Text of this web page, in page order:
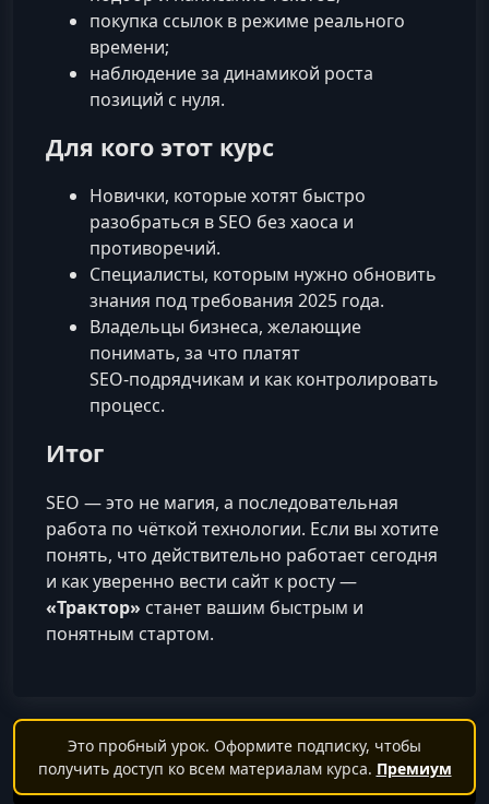
покупка ссылок в режиме реального
времени;
наблюдение за динамикой роста
позиций с нуля.
Для кого этот курс
Новички, которые хотят быстро
разобраться в SEO без хаоса и
противоречий.
Специалисты, которым нужно обновить
знания под требования 2025 года.
Владельцы бизнеса, желающие
понимать, за что платят
SEO‑подрядчикам и как контролировать
процесс.
Итог
SEO — это не магия, а последовательная
работа по чёткой технологии. Если вы хотите
понять, что действительно работает сегодня
и как уверенно вести сайт к росту —
«Трактор» станет вашим быстрым и
понятным стартом.
Это пробный урок. Оформите подписку, чтобы
получить доступ ко всем материалам курса. Премиум